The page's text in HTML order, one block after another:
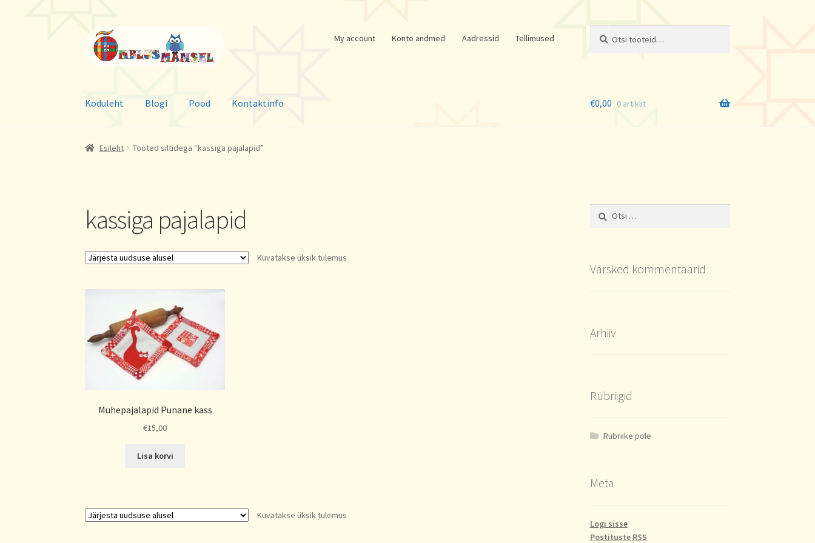
Liigu
navigeerimisele
Liigu
sisu
juurde
My account Konto andmed Aadressid Tellimused
Koduleht Blogi Pood Kontaktinfo €0,00 0 artiklit
Esileht Tooted siltidega “kassiga pajalapid”
kassiga pajalapid
Kuvatakse üksik tulemus
Muhepajalapid Punane kass
€15,00
Lisa korvi
Kuvatakse üksik tulemus
Otsi:
Värsked kommentaarid
Arhiiv
Rubriigid
Rubriike pole
Meta
Logi sisse
Postituste RSS